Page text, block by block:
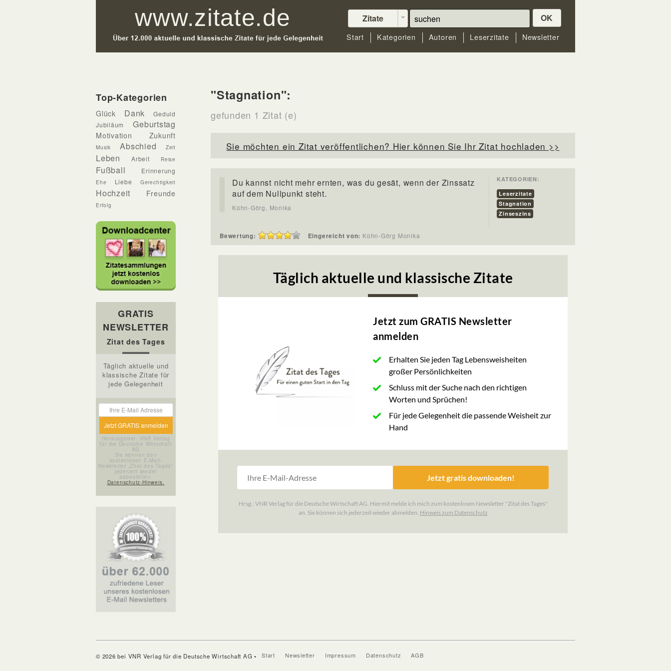
Zitate OK
Start Kategorien Autoren Leserzitate Newsletter
Top-Kategorien
Glück Dank
Geduld
Jubiläum
Geburtstag
Motivation Zukunft
Musik Abschied Zeit
Leben Arbeit Reise
Fußball Erinnerung
Ehe Liebe Gerechtigkeit
Hochzeit Freunde
Erfolg
GRATIS
NEWSLETTER
Zitat des Tages
Täglich aktuelle und
klassische Zitate für
jede Gelegenheit
Herausgeber: VNR Verlag
für die Deutsche Wirtschaft
AG
Sie können den
kostenlosen E-Mail-
Newsletter „Zitat des Tages“
jederzeit wieder
abbestellen.
Datenschutz-Hinweis.
"Stagnation":
gefunden 1 Zitat (e)
Sie möchten ein Zitat veröffentlichen? Hier können Sie Ihr Zitat hochladen >>
Du kannst nicht mehr ernten, was du gesät, wenn der Zinssatz
auf dem Nullpunkt steht.
Kühn-Görg, Monika
KATEGORIEN:
Leserzitate
Stagnation
Zinseszins
Bewertung: Eingereicht von: Kühn-Görg Monika
© 2026 bei VNR Verlag für die Deutsche Wirtschaft AG • Start Newsletter Impressum Datenschutz AGB